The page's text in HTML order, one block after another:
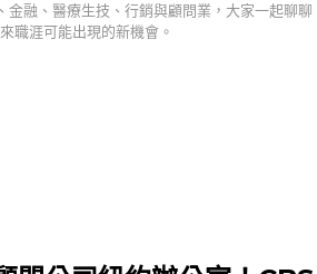
金融、醫療生技、行銷與顧問業，大家一起聊聊
職涯可能出現的新機會。